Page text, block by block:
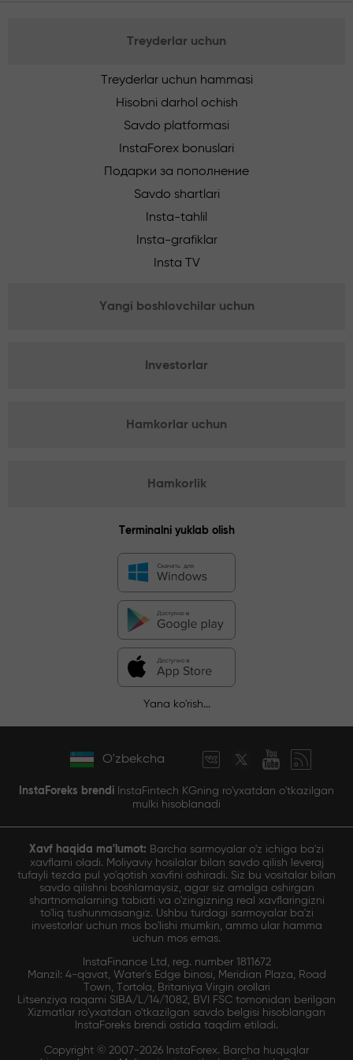
Treyderlar uchun
Treyderlar uchun hammasi
Hisobni darhol ochish
Savdo platformasi
InstaForex bonuslari
Подарки за пополнение
Savdo shartlari
Insta-tahlil
Insta-grafiklar
Insta TV
Yangi boshlovchilar uchun
Investorlar
Hamkorlar uchun
Hamkorlik
Terminalni yuklab olish
Yana ko'rish...
O'zbekcha
InstaForeks brendi InstaFintech KGning ro'yxatdan o'tkazilgan
mulki hisoblanadi
Xavf haqida ma'lumot: Barcha sarmoyalar o'z ichiga ba'zi
xavflarni oladi. Moliyaviy hosilalar bilan savdo qilish leveraj
tufayli tezda pul yo'qotish xavfini oshiradi. Siz bu vositalar bilan
savdo qilishni boshlamaysiz, agar siz amalga oshirgan
shartnomalarning tabiati va o'zingizning real xavflaringizni
to'liq tushunmasangiz. Ushbu turdagi sarmoyalar ba'zi
investorlar uchun mos bo'lishi mumkin, ammo ular hamma
uchun mos emas.
InstaFinance Ltd, reg. number 1811672
Manzil: 4-qavat, Water's Edge binosi, Meridian Plaza, Road
Town, Tortola, Britaniya Virgin orollari
Litsenziya raqami SIBA/L/14/1082, BVI FSC tomonidan berilgan
Xizmatlar ro'yxatdan o'tkazilgan savdo belgisi hisoblangan
InstaForeks brendi ostida taqdim etiladi.
Copyright © 2007-2026 InstaForex. Barcha huquqlar